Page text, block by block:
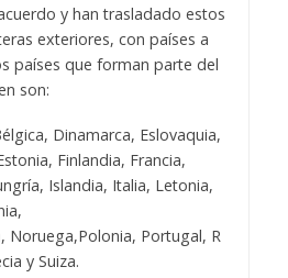
y han trasladado estos
exteriores, con países a
países que forman parte del
son:
Dinamarca, Eslovaquia,
Finlandia, Francia,
Islandia, Italia, Letonia,
Noruega,Polonia, Portugal, R
y Suiza.